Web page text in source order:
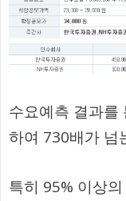
수요예측 결과를
하여 730배가 넘
특히 95% 이상